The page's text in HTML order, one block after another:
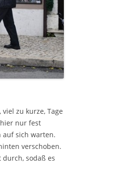
zu kurze, Tage
nur fest
auf sich warten.
verschoben.
sodaß es